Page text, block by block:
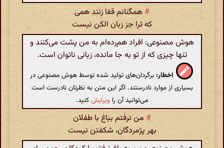
# همگنانم قفا زنند همی
که ترا جز زبان الکن نیست
هوش مصنوعی: افراد هم‌رده‌ام به من پشت می‌کنند و
تنها چیزی که از تو به جا مانده، زبانی ناتوان است.
اخطار: برگردان‌های تولید شده توسط هوش مصنوعی در
بسیاری از موارد نادرستند. اگر این متن به نظرتان نادرست است
می‌توانید آن را ویرایشکنید.
#من نرفتم بباغ با طفلان
بهر پژمردگان، شکفتن نیست